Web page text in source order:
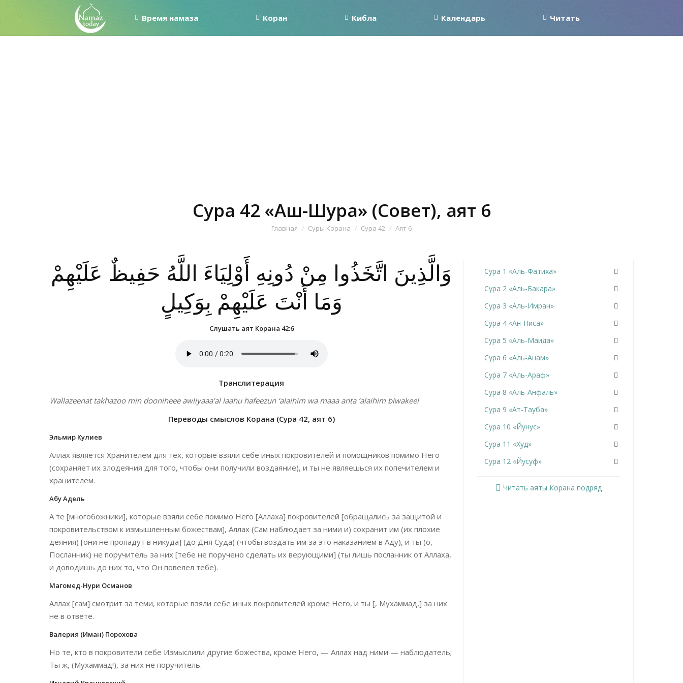
Время намаза Коран Кибла Календарь Читать
Сура 42 «Аш-Шура» (Совет), аят 6
Вы здесь:
Главная Суры Корана Сура 42 Аят 6
وَالَّذِينَ اتَّخَذُوا مِنْ دُونِهِ أَوْلِيَاءَ اللَّهُ حَفِيظٌ عَلَيْهِمْ
وَمَا أَنْتَ عَلَيْهِمْ بِوَكِيلٍ
Слушать аят Корана 42:6
Транслитерация
Wallazeenat takhazoo min dooniheee awliyaaa’al laahu hafeezun ‘alaihim wa maaa anta ‘alaihim biwakeel
Переводы смыслов Корана (Сура 42, аят 6)
Эльмир Кулиев
Аллах является Хранителем для тех, которые взяли себе иных покровителей и помощников помимо Него
(сохраняет их злодеяния для того, чтобы они получили воздаяние), и ты не являешься их попечителем и
хранителем.
Абу Адель
А те [многобожники], которые взяли себе помимо Него [Аллаха] покровителей [обращались за защитой и
покровительством к измышленным божествам], Аллах (Сам наблюдает за ними и) сохранит им (их плохие
деяния) [они не пропадут в никуда] (до Дня Суда) (чтобы воздать им за это наказанием в Аду), и ты (о,
Посланник) не поручитель за них [тебе не поручено сделать их верующими] (ты лишь посланник от Аллаха,
и доводишь до них то, что Он повелел тебе).
Магомед-Нури Османов
Аллах [сам] смотрит за теми, которые взяли себе иных покровителей кроме Него, и ты [, Мухаммад,] за них
не в ответе.
Валерия (Иман) Порохова
Но те, кто в покровители себе Измыслили другие божества, кроме Него, — Аллах над ними — наблюдатель;
Ты ж, (Мухаммад!), за них не поручитель.
Сура 1 «Аль-Фатиха»
Сура 2 «Аль-Бакара»
Сура 3 «Аль-Имран»
Сура 4 «Ан-Ниса»
Сура 5 «Аль-Маида»
Сура 6 «Аль-Анам»
Сура 7 «Аль-Араф»
Сура 8 «Аль-Анфаль»
Сура 9 «Ат-Тауба»
Сура 10 «Йунус»
Сура 11 «Худ»
Сура 12 «Йусуф»
Читать аяты Корана подряд